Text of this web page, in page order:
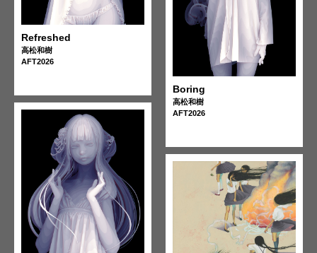
Refreshed
高松和樹
AFT2026
Boring
高松和樹
AFT2026